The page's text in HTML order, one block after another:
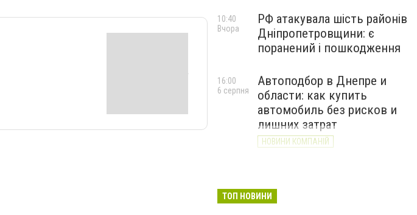
РФ атакувала шість районів
Дніпропетровщини: є
поранений і пошкодження
10:40
Вчора
Автоподбор в Днепре и
области: как купить
автомобиль без рисков и
лишних затрат
НОВИНИ КОМПАНІЙ
16:00
6 серпня
ТОП НОВИНИ